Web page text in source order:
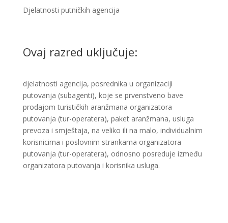
Djelatnosti putničkih agencija​​​
Ovaj razred uključuje:
djelatnosti agencija, posrednika u organizaciji
putovanja (subagenti), koje se prvenstveno bave
prodajom turističkih aranžmana organizatora
putovanja (tur-operatera), paket aranžmana, usluga
prevoza i smještaja, na veliko ili na malo, individualnim
korisnicima i poslovnim strankama organizatora
putovanja (tur-operatera), odnosno posreduje između
organizatora putovanja i korisnika usluga.